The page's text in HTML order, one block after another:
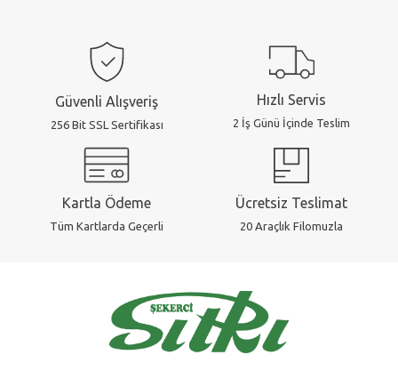
Güvenli Alışveriş
256 Bit SSL Sertifikası
Hızlı Servis
2 İş Günü İçinde Teslim
Kartla Ödeme
Tüm Kartlarda Geçerli
Ücretsiz Teslimat
20 Araçlık Filomuzla